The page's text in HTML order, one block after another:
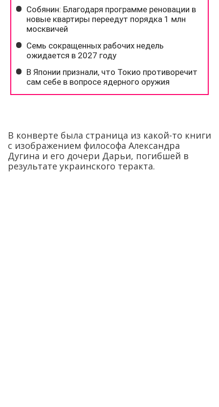
В конверте была страница из какой-то книги
с изображением философа Александра
Дугина и его дочери Дарьи, погибшей в
результате украинского теракта.